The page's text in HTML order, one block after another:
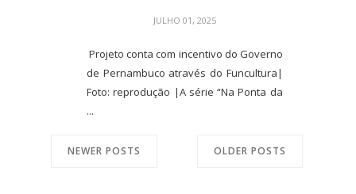
JULHO 01, 2025
Projeto conta com incentivo do Governo
de Pernambuco através do Funcultura|
Foto: reprodução |A série “Na Ponta da
...
NEWER POSTS OLDER POSTS